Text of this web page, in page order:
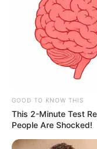
GOOD TO KNOW THIS
This 2-Minute Test
People Are Shocked!